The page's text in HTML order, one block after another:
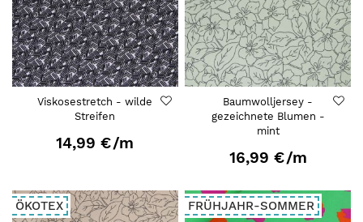
Viskosestretch - wilde
Streifen
14,99 €/m
Baumwolljersey -
gezeichnete Blumen -
mint
16,99 €/m
ÖKOTEX FRÜHJAHR-SOMMER